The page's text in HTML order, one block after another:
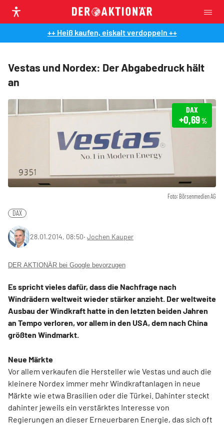
++ Heiß kaufen, eiskalt verdoppeln ++
Vestas und Nordex: Der Abgabedruck hält
an
Foto: Börsenmedien AG
DAX
+0,69%
DAX
28.01.2014, 08:50‧ Jochen Kauper
DER AKTIONÄR bei Google bevorzugen
Es spricht vieles dafür, dass die Nachfrage nach
Windrädern weltweit wieder stärker anzieht. Der weltweite
Ausbau der Windkraft hatte in den letzten beiden Jahren
an Tempo verloren, vor allem in den USA, dem nach China
größten Windmarkt.
Neue Märkte
Vor allem verkaufen die Hersteller wie Vestas und auch die
kleinere Nordex immer mehr Windkraftanlagen in neue
Märkte wie etwa Brasilien oder die Türkei. Dahinter steckt
dahinter jeweils ein verstärktes Interesse von
Regierungen an dieser Erneuerbaren Energie, das sich oft